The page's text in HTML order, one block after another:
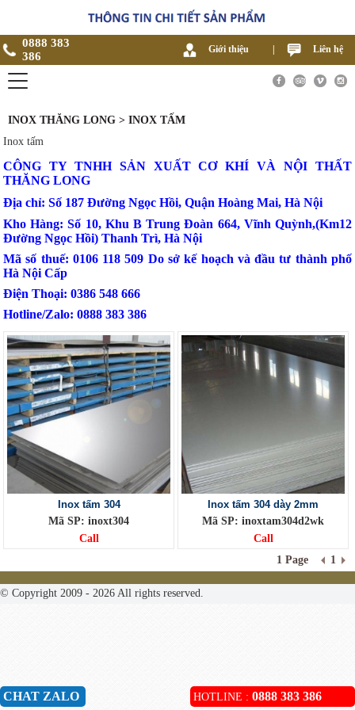
0888 383
386
Giới thiệu Liên hệ
INOX THĂNG LONG > INOX TẤM
Inox tấm
CÔNG TY TNHH SẢN XUẤT CƠ KHÍ VÀ NỘI THẤT
THĂNG LONG
Địa chỉ: Số 187 Đường Ngọc Hồi, Quận Hoàng Mai, Hà Nội
Kho Hàng: Số 10, Khu B Trung Đoàn 664, Vĩnh Quỳnh,(Km12
Đường Ngọc Hồi) Thanh Trì, Hà Nội
Mã số thuế: 0106 118 509 Do sở kế hoạch và đầu tư thành phố
Hà Nội Cấp
Điện Thoại: 0386 548 666
Hotline/Zalo: 0888 383 386
Inox tấm 304
Mã SP: inoxt304
Call
Inox tấm 304 dày 2mm
Mã SP: inoxtam304d2wk
Call
1 Page
1
© Copyright 2009 - 2026 All rights reserved.
CHAT ZALO HOTLINE : 0888 383 386